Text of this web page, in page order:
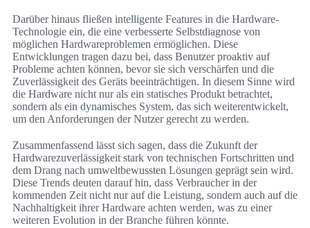
Darüber hinaus fließen intelligente Features in die Hardware-
Technologie ein, die eine verbesserte Selbstdiagnose von
möglichen Hardwareproblemen ermöglichen. Diese
Entwicklungen tragen dazu bei, dass Benutzer proaktiv auf
Probleme achten können, bevor sie sich verschärfen und die
Zuverlässigkeit des Geräts beeinträchtigen. In diesem Sinne wird
die Hardware nicht nur als ein statisches Produkt betrachtet,
sondern als ein dynamisches System, das sich weiterentwickelt,
um den Anforderungen der Nutzer gerecht zu werden.
Zusammenfassend lässt sich sagen, dass die Zukunft der
Hardwarezuverlässigkeit stark von technischen Fortschritten und
dem Drang nach umweltbewussten Lösungen geprägt sein wird.
Diese Trends deuten darauf hin, dass Verbraucher in der
kommenden Zeit nicht nur auf die Leistung, sondern auch auf die
Nachhaltigkeit ihrer Hardware achten werden, was zu einer
weiteren Evolution in der Branche führen könnte.